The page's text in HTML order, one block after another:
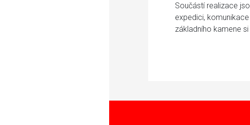
Součástí realizace
expedici,
základního kamene